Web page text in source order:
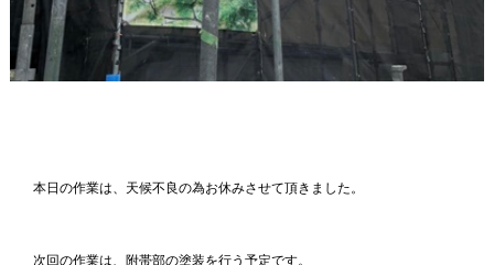
本日の作業は、天候不良の為お休みさせて頂きました。
次回の作業は、附帯部の塗装を行う予定です。